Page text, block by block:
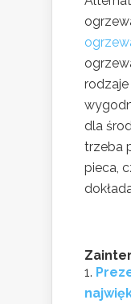
dla
trzeba
pieca,